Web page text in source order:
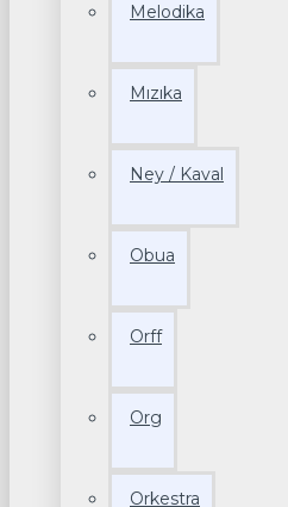
Melodika
Mızıka
Ney / Kaval
Obua
Orff
Org
Orkestra